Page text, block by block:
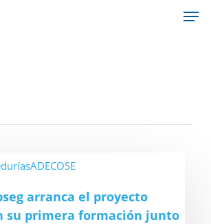
arranca el proyecto
su primera formación junto